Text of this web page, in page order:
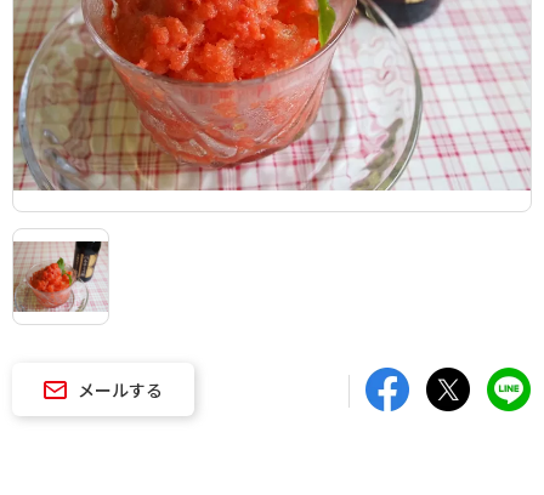
メールする